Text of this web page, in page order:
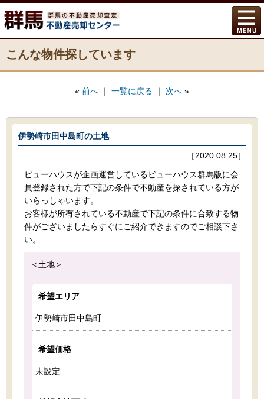
こんな物件探しています
« 前へ ｜ 一覧に戻る ｜ 次へ »
伊勢崎市田中島町の土地
［2020.08.25］
ビューハウスが企画運営しているビューハウス群馬版に会
員登録された方で下記の条件で不動産を探されている方が
いらっしゃいます。
お客様が所有されている不動産で下記の条件に合致する物
件がございましたらすぐにご紹介できますのでご相談下さ
い。
＜土地＞
希望エリア
伊勢崎市田中島町
希望価格
未設定